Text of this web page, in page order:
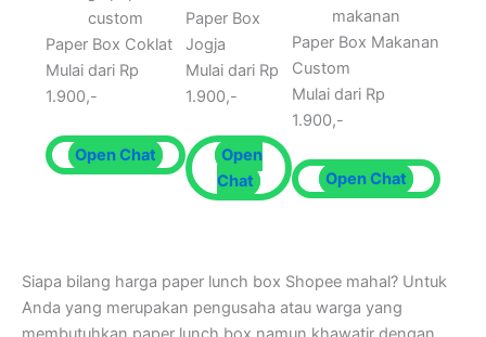
Paper Box Coklat
Mulai dari Rp
1.900,-
Open Chat
Paper Box
Jogja
Mulai dari Rp
1.900,-
Open
Chat
Paper Box Makanan
Custom
Mulai dari Rp
1.900,-
Open Chat
Siapa bilang harga paper lunch box Shopee mahal? Untuk
Anda yang merupakan pengusaha atau warga yang